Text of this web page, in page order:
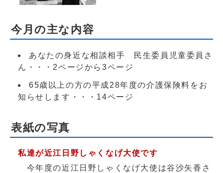
今月の主な内容
あなたの身近な相談相手 民生委員児童委員さ
ん・・・2ページから3ページ
65歳以上の方の平成28年度の介護保険料をお
知らせします・・・14ページ
表紙の写真
私達が近江日野しゃくなげ大使です
今年度の近江日野しゃくなげ大使は谷沙矢香さ